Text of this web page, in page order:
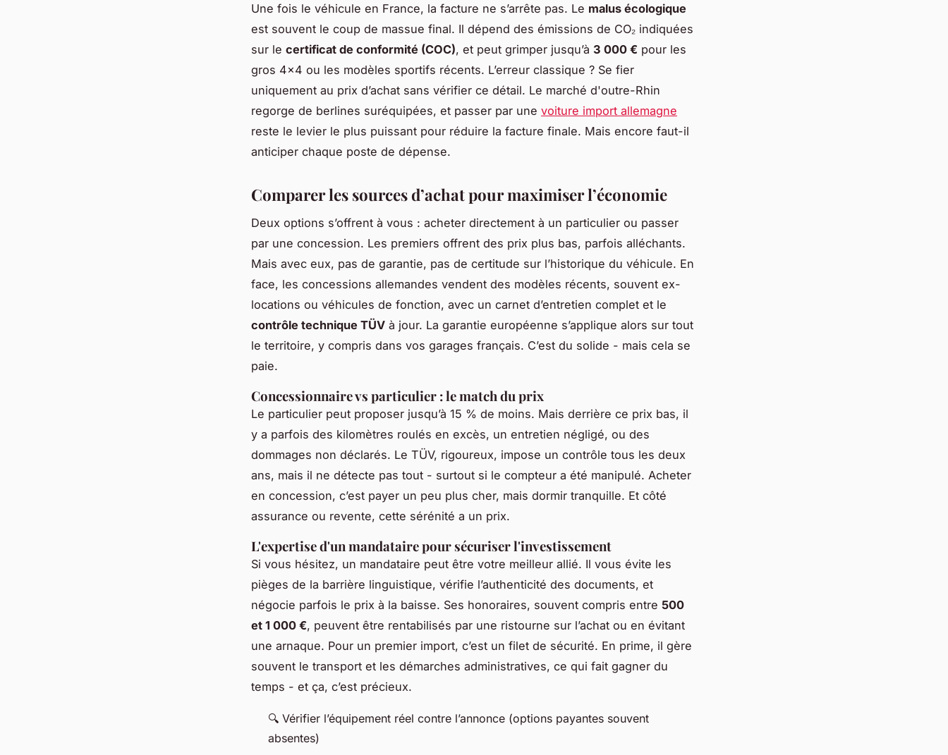
Une fois le véhicule en France, la facture ne s’arrête pas. Le malus écologique
est souvent le coup de massue final. Il dépend des émissions de CO₂ indiquées
sur le certificat de conformité (COC), et peut grimper jusqu’à 3 000 € pour les
gros 4x4 ou les modèles sportifs récents. L’erreur classique ? Se fier
uniquement au prix d’achat sans vérifier ce détail. Le marché d'outre-Rhin
regorge de berlines suréquipées, et passer par une voiture import allemagne
reste le levier le plus puissant pour réduire la facture finale. Mais encore faut-il
anticiper chaque poste de dépense.
Comparer les sources d’achat pour maximiser l’économie
Deux options s’offrent à vous : acheter directement à un particulier ou passer
par une concession. Les premiers offrent des prix plus bas, parfois alléchants.
Mais avec eux, pas de garantie, pas de certitude sur l’historique du véhicule. En
face, les concessions allemandes vendent des modèles récents, souvent ex-
locations ou véhicules de fonction, avec un carnet d’entretien complet et le
contrôle technique TÜV à jour. La garantie européenne s’applique alors sur tout
le territoire, y compris dans vos garages français. C’est du solide - mais cela se
paie.
Concessionnaire vs particulier : le match du prix
Le particulier peut proposer jusqu’à 15 % de moins. Mais derrière ce prix bas, il
y a parfois des kilomètres roulés en excès, un entretien négligé, ou des
dommages non déclarés. Le TÜV, rigoureux, impose un contrôle tous les deux
ans, mais il ne détecte pas tout - surtout si le compteur a été manipulé. Acheter
en concession, c’est payer un peu plus cher, mais dormir tranquille. Et côté
assurance ou revente, cette sérénité a un prix.
L'expertise d'un mandataire pour sécuriser l'investissement
Si vous hésitez, un mandataire peut être votre meilleur allié. Il vous évite les
pièges de la barrière linguistique, vérifie l’authenticité des documents, et
négocie parfois le prix à la baisse. Ses honoraires, souvent compris entre 500
et 1 000 €, peuvent être rentabilisés par une ristourne sur l’achat ou en évitant
une arnaque. Pour un premier import, c’est un filet de sécurité. En prime, il gère
souvent le transport et les démarches administratives, ce qui fait gagner du
temps - et ça, c’est précieux.
🔍 Vérifier l’équipement réel contre l’annonce (options payantes souvent
absentes)